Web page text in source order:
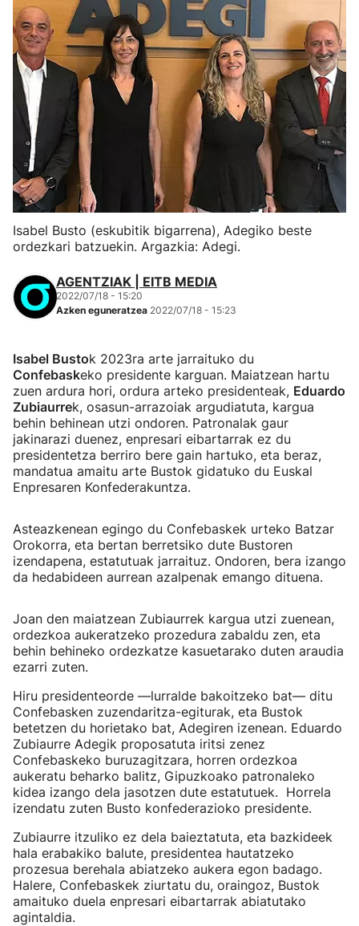
Isabel Busto (eskubitik bigarrena), Adegiko beste
ordezkari batzuekin. Argazkia: Adegi.
AGENTZIAK | EITB MEDIA
2022/07/18 - 15:20
Azken eguneratzea 2022/07/18 - 15:23
Isabel Bustok 2023ra arte jarraituko du
Confebaskeko presidente karguan. Maiatzean hartu
zuen ardura hori, ordura arteko presidenteak, Eduardo
Zubiaurrek, osasun-arrazoiak argudiatuta, kargua
behin behinean utzi ondoren. Patronalak gaur
jakinarazi duenez, enpresari eibartarrak ez du
presidentetza berriro bere gain hartuko, eta beraz,
mandatua amaitu arte Bustok gidatuko du Euskal
Enpresaren Konfederakuntza.
Asteazkenean egingo du Confebaskek urteko Batzar
Orokorra, eta bertan berretsiko dute Bustoren
izendapena, estatutuak jarraituz. Ondoren, bera izango
da hedabideen aurrean azalpenak emango dituena.
Joan den maiatzean Zubiaurrek kargua utzi zuenean,
ordezkoa aukeratzeko prozedura zabaldu zen, eta
behin behineko ordezkatze kasuetarako duten araudia
ezarri zuten.
Hiru presidenteorde —lurralde bakoitzeko bat— ditu
Confebasken zuzendaritza-egiturak, eta Bustok
betetzen du horietako bat, Adegiren izenean. Eduardo
Zubiaurre Adegik proposatuta iritsi zenez
Confebaskeko buruzagitzara, horren ordezkoa
aukeratu beharko balitz, Gipuzkoako patronaleko
kidea izango dela jasotzen dute estatutuek. Horrela
izendatu zuten Busto konfederazioko presidente.
Zubiaurre itzuliko ez dela baieztatuta, eta bazkideek
hala erabakiko balute, presidentea hautatzeko
prozesua berehala abiatzeko aukera egon badago.
Halere, Confebaskek ziurtatu du, oraingoz, Bustok
amaituko duela enpresari eibartarrak abiatutako
agintaldia.